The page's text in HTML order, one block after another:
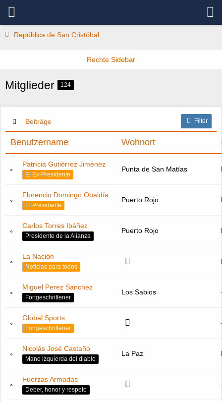
República de San Cristóbal
Mitglieder 124
Beiträge Filter
Benutzername Wohnort
Patrícia Gutiérrez Jiménez
El Ex-Presidente
Punta de San Matías
Florencio Domingo Obaldía
El Presidente
Puerto Rojo
Carlos Torres Ibáñez
Presidente de la Alianza
Puerto Rojo
La Nación
Noticias para todos
Miguel Perez Sanchez
Fortgeschrittener
Los Sabios
Global Sports
Fortgeschrittener
Nicolás José Castaño
Mano izquierda del diablo
La Paz
Fuerzas Armadas
Deber, honor y respeto